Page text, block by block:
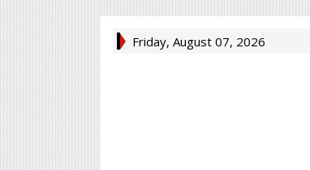
Friday, August 07, 2026